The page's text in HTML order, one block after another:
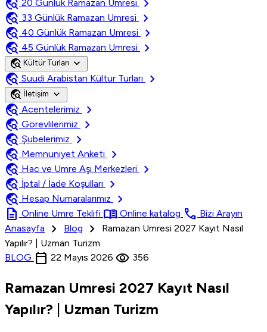
travel_explore 20 Günlük Ramazan Umresi
chevron_right
travel_explore 33 Günlük Ramazan Umresi
chevron_right
travel_explore 40 Günlük Ramazan Umresi
chevron_right
travel_explore 45 Günlük Ramazan Umresi chevron_right
travel_explore Kültür Turları expand_more
travel_explore Suudi Arabistan Kültur Turları chevron_right
travel_explore İletişim expand_more
travel_explore Acentelerimiz
chevron_right
travel_explore Görevlilerimiz
chevron_right
travel_explore Şubelerimiz
chevron_right
travel_explore Memnuniyet Anketi
chevron_right
travel_explore Hac ve Umre Aşı Merkezleri
chevron_right
travel_explore İptal / İade Koşulları
chevron_right
travel_explore Hesap Numaralarımız
chevron_right
description Online Umre Teklifi menu_book Online katalog call Bizi Arayın
Anasayfa
chevron_right Blog chevron_right
Ramazan Umresi 2027 Kayıt Nasıl
Yapılır? | Uzman Turizm
BLOG calendar_today 22 Mayıs 2026 visibility 356
Ramazan Umresi 2027 Kayıt Nasıl
Yapılır? | Uzman Turizm